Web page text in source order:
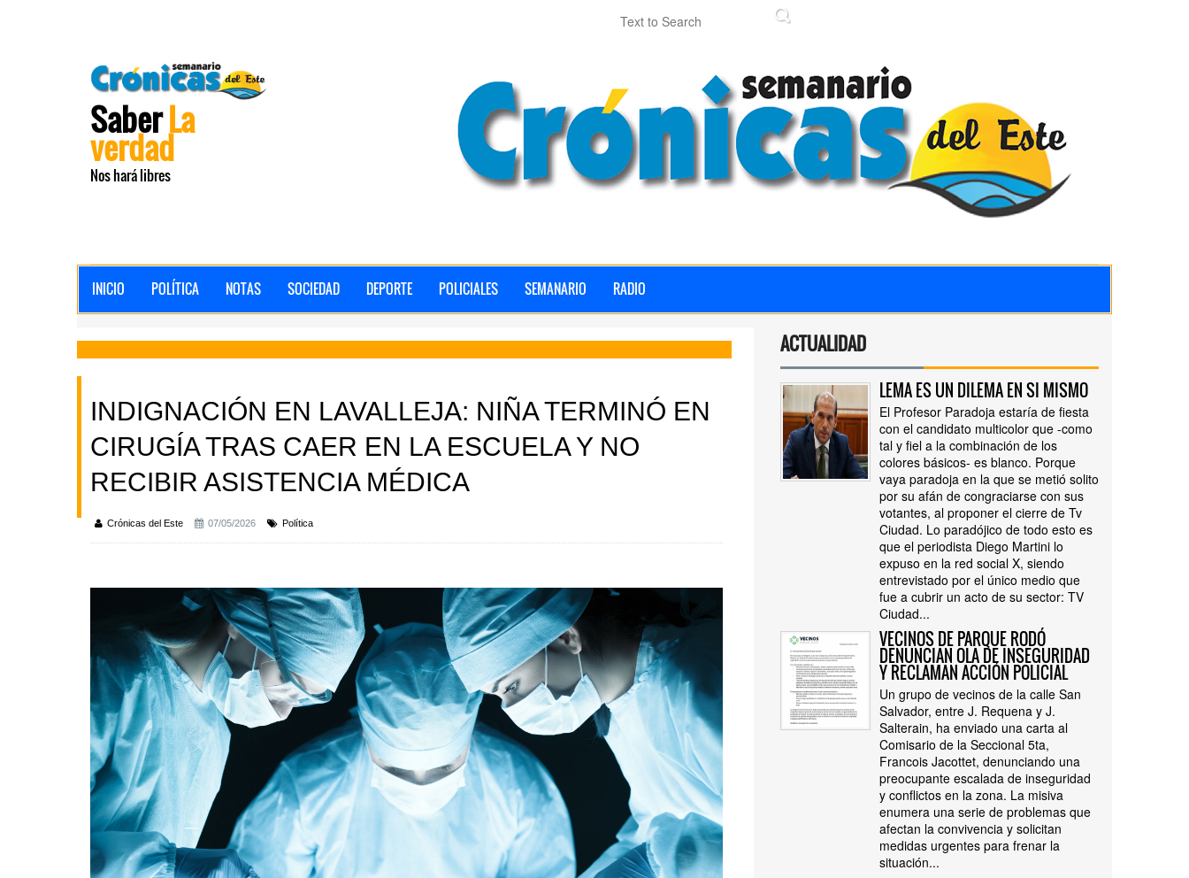
SaberLa
verdad
Nos hará libres
INICIO POLÍTICA NOTAS SOCIEDAD DEPORTE POLICIALES SEMANARIO RADIO
INDIGNACIÓN EN LAVALLEJA: NIÑA TERMINÓ EN
CIRUGÍA TRAS CAER EN LA ESCUELA Y NO
RECIBIR ASISTENCIA MÉDICA
Crónicas del Este 07/05/2026 Política
ACTUALIDAD
LEMA ES UN DILEMA EN SI MISMO
El Profesor Paradoja estaría de fiesta
con el candidato multicolor que -como
tal y fiel a la combinación de los
colores básicos- es blanco. Porque
vaya paradoja en la que se metió solito
por su afán de congraciarse con sus
votantes, al proponer el cierre de Tv
Ciudad. Lo paradójico de todo esto es
que el periodista Diego Martini lo
expuso en la red social X, siendo
entrevistado por el único medio que
fue a cubrir un acto de su sector: TV
Ciudad...
VECINOS DE PARQUE RODÓ
DENUNCIAN OLA DE INSEGURIDAD
Y RECLAMAN ACCIÓN POLICIAL
Un grupo de vecinos de la calle San
Salvador, entre J. Requena y J.
Salterain, ha enviado una carta al
Comisario de la Seccional 5ta,
Francois Jacottet, denunciando una
preocupante escalada de inseguridad
y conflictos en la zona. La misiva
enumera una serie de problemas que
afectan la convivencia y solicitan
medidas urgentes para frenar la
situación...